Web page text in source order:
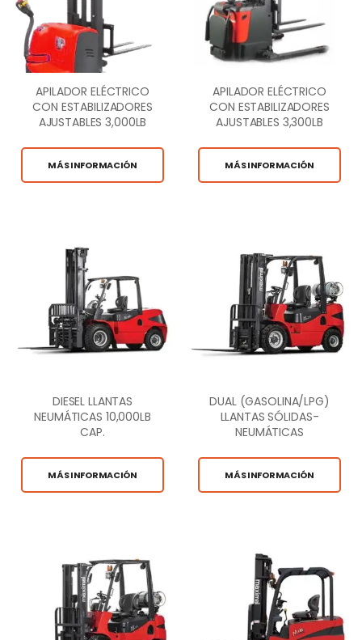
APILADOR ELÉCTRICO
CON ESTABILIZADORES
AJUSTABLES 3,000LB
MÁS INFORMACIÓN
APILADOR ELÉCTRICO
CON ESTABILIZADORES
AJUSTABLES 3,300LB
MÁS INFORMACIÓN
DIESEL LLANTAS
NEUMÁTICAS 10,000LB
CAP.
MÁS INFORMACIÓN
DUAL (GASOLINA/LPG)
LLANTAS SÓLIDAS-
NEUMÁTICAS
MÁS INFORMACIÓN